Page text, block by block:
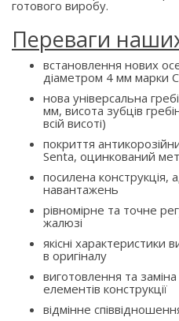
готового виробу.
Переваги
встановлення нових
діаметром 4 мм марки
нова універсальна
мм, висота зубців
всій висоті)
покриття
Senta, оцинкований
посилена
навантажень
рівномірне та точне
жалюзі
якісні характеристики
в оригіналу
виготовлення та
елементів конструкції
відмінне